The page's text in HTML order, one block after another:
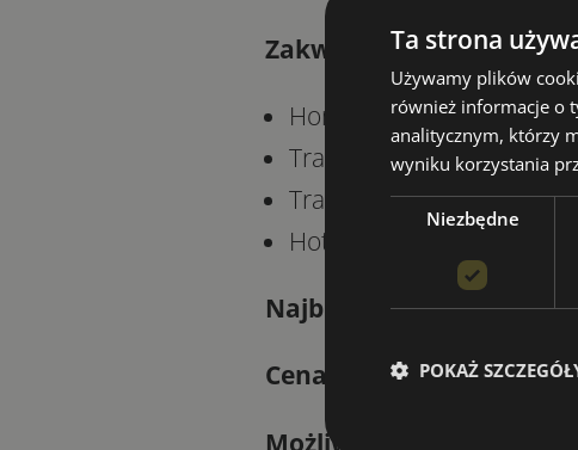
Zakwaterowanie:zależy
Homestay – u rodzin
Tradycyjne brytyjskie
Tradycyjne brytyjskie
Hotel/Guest House
Najbliższe lotnisko:
Cena: Zapytaj nas.
Możliwe terminy wyjazdu:
Ta strona
Używamy plików
również informacje o
analitycznym, którzy
wyniku korzystania
Niezbędne
POKAŻ